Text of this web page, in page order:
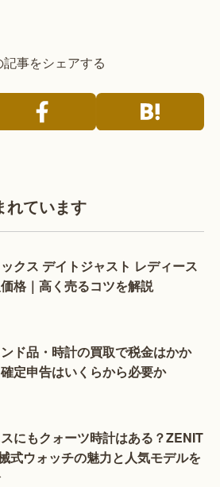
記事をシェアする
れています
クス デイトジャスト レディース
格｜高く売るコツを解説
ド品・時計の買取で税金はかか
定申告はいくらから必要か
にもクォーツ時計はある？ZENIT
式ウォッチの魅力と人気モデルを